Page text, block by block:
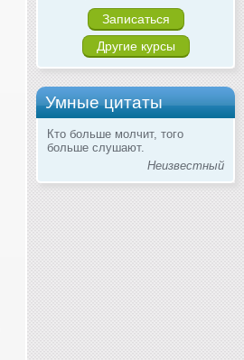
Записаться
Другие курсы
Умные цитаты
Кто больше молчит, того
больше слушают.
Неизвестный